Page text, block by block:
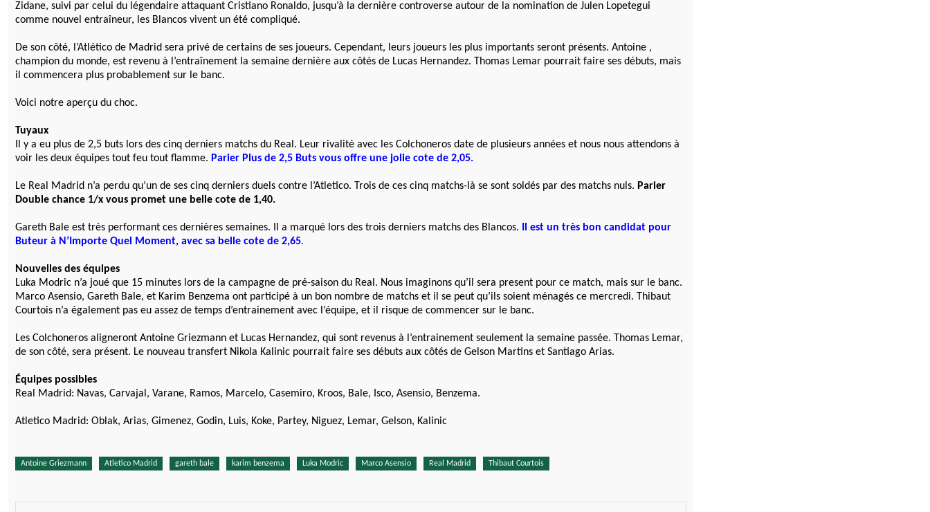
Zidane, suivi par celui du légendaire attaquant Cristiano Ronaldo, jusqu’à la dernière controverse autour de la nomination de Julen Lopetegui
comme nouvel entraîneur, les Blancos vivent un été compliqué.
De son côté, l’Atlético de Madrid sera privé de certains de ses joueurs. Cependant, leurs joueurs les plus importants seront présents. Antoine ,
champion du monde, est revenu à l’entraînement la semaine dernière aux côtés de Lucas Hernandez. Thomas Lemar pourrait faire ses débuts, mais
il commencera plus probablement sur le banc.
Voici notre aperçu du choc.
Tuyaux
Il y a eu plus de 2,5 buts lors des cinq derniers matchs du Real. Leur rivalité avec les Colchoneros date de plusieurs années et nous nous attendons à
voir les deux équipes tout feu tout flamme. Parier Plus de 2,5 Buts vous offre une jolie cote de 2,05.
Le Real Madrid n’a perdu qu’un de ses cinq derniers duels contre l’Atletico. Trois de ces cinq matchs-là se sont soldés par des matchs nuls. Parier
Double chance 1/x vous promet une belle cote de 1,40.
Gareth Bale est très performant ces dernières semaines. Il a marqué lors des trois derniers matchs des Blancos. Il est un très bon candidat pour
Buteur à N’Importe Quel Moment, avec sa belle cote de 2,65.
Nouvelles des équipes
Luka Modric n’a joué que 15 minutes lors de la campagne de pré-saison du Real. Nous imaginons qu’il sera present pour ce match, mais sur le banc.
Marco Asensio, Gareth Bale, et Karim Benzema ont participé à un bon nombre de matchs et il se peut qu’ils soient ménagés ce mercredi. Thibaut
Courtois n’a également pas eu assez de temps d’entrainement avec l’équipe, et il risque de commencer sur le banc.
Les Colchoneros aligneront Antoine Griezmann et Lucas Hernandez, qui sont revenus à l’entrainement seulement la semaine passée. Thomas Lemar,
de son côté, sera présent. Le nouveau transfert Nikola Kalinic pourrait faire ses débuts aux côtés de Gelson Martins et Santiago Arias.
Équipes possibles
Real Madrid: Navas, Carvajal, Varane, Ramos, Marcelo, Casemiro, Kroos, Bale, Isco, Asensio, Benzema.
Atletico Madrid: Oblak, Arias, Gimenez, Godin, Luis, Koke, Partey, Niguez, Lemar, Gelson, Kalinic
Antoine Griezmann Atletico Madrid gareth bale karim benzema Luka Modric Marco Asensio Real Madrid Thibaut Courtois